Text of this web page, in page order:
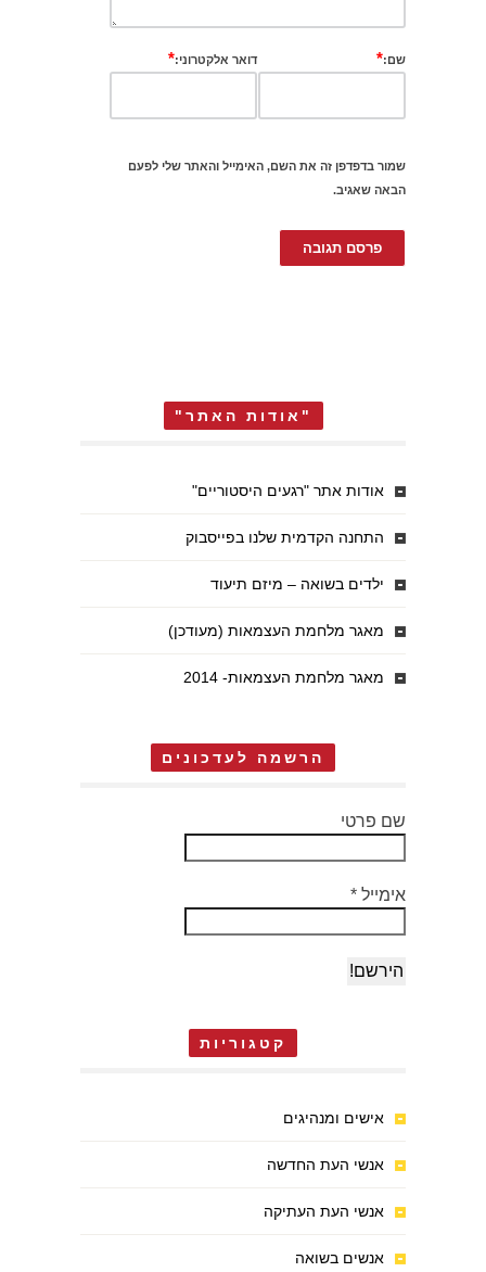
שם:* דואר אלקטרוני:*
שמור בדפדפן זה את השם, האימייל והאתר שלי לפעם
הבאה שאגיב.
"אודות האתר"
אודות אתר "רגעים היסטוריים"
התחנה הקדמית שלנו בפייסבוק
ילדים בשואה – מיזם תיעוד
מאגר מלחמת העצמאות (מעודכן)
מאגר מלחמת העצמאות- 2014
הרשמה לעדכונים
שם פרטי
אימייל *
קטגוריות
אישים ומנהיגים
אנשי העת החדשה
אנשי העת העתיקה
אנשים בשואה